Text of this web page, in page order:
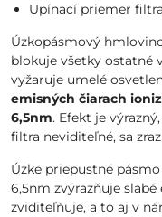
Upínací priemer filtra
Úzkopásmový
blokuje všetky ostatné
vyžaruje umelé
emisných čiarach
6,5nm. Efekt je
filtra neviditeľné, sa
Úzke priepustné
6,5nm zvýrazňuje
zviditeľňuje, a to aj v